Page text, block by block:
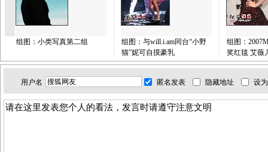
组图：小类写真第二组
组图：与will.i.am同台“小野
猫”妮可自摸豪乳
组图：
奖红毯 艾薇
用户名 匿名发表 隐藏地址 设